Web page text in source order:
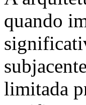
quando
limitada